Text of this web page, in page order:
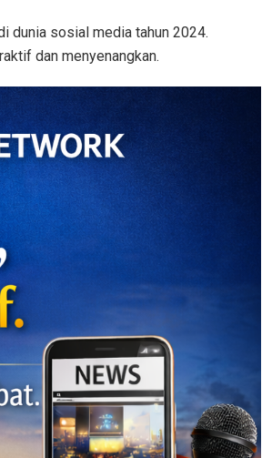
dunia sosial media tahun 2024.
dan menyenangkan.